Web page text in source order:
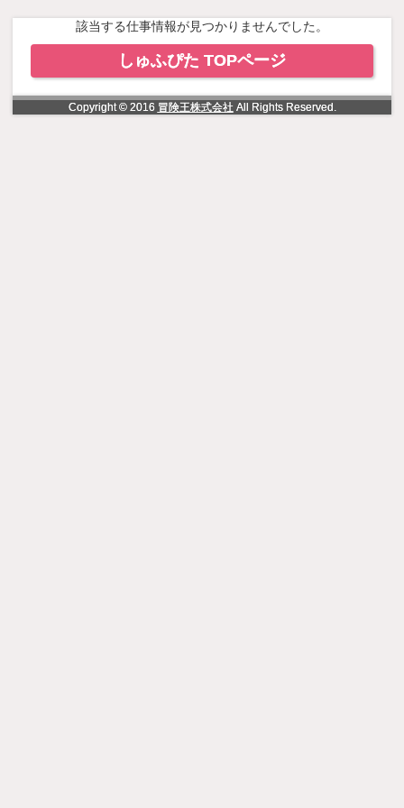
該当する仕事情報が見つかりませんでした。
しゅふぴた TOPページ
Copyright © 2016 冒険王株式会社All Rights Reserved.